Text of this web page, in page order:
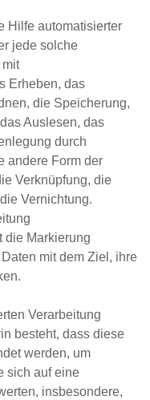
Hilfe automatisierter
jede solche
Erheben, das
die Speicherung,
Auslesen, das
durch
andere Form der
Verknüpfung, die
Vernichtung.
die Markierung
mit dem Ziel, ihre
Verarbeitung
besteht, dass diese
werden, um
sich auf eine
insbesondere,